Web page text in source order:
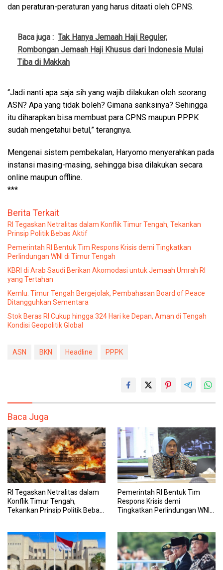
dan peraturan-peraturan yang harus ditaati oleh CPNS.
Baca juga : Tak Hanya Jemaah Haji Reguler,
Rombongan Jemaah Haji Khusus dari Indonesia Mulai
Tiba di Makkah
“Jadi nanti apa saja sih yang wajib dilakukan oleh seorang
ASN? Apa yang tidak boleh? Gimana sanksinya? Sehingga
itu diharapkan bisa membuat para CPNS maupun PPPK
sudah mengetahui betul,” terangnya.
Mengenai sistem pembekalan, Haryomo menyerahkan pada
instansi masing-masing, sehingga bisa dilakukan secara
online maupun offline.
***
Berita Terkait
RI Tegaskan Netralitas dalam Konflik Timur Tengah, Tekankan
Prinsip Politik Bebas Aktif
Pemerintah RI Bentuk Tim Respons Krisis demi Tingkatkan
Perlindungan WNI di Timur Tengah
KBRI di Arab Saudi Berikan Akomodasi untuk Jemaah Umrah RI
yang Tertahan
Kemlu: Timur Tengah Bergejolak, Pembahasan Board of Peace
Ditangguhkan Sementara
Stok Beras RI Cukup hingga 324 Hari ke Depan, Aman di Tengah
Kondisi Geopolitik Global
ASN BKN Headline PPPK
Baca Juga
RI Tegaskan Netralitas dalam
Konflik Timur Tengah,
Tekankan Prinsip Politik Bebas
Pemerintah RI Bentuk Tim
Respons Krisis demi
Tingkatkan Perlindungan WNI